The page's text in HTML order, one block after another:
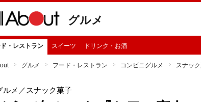
グルメ
・レストラン スイーツ ドリンク・お酒
グルメ フード・レストラン コンビニグルメ スナッ
ルメ ／スナック菓子